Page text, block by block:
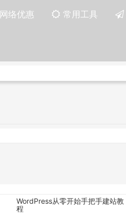
网络优惠 常用工具
WordPress从零开始手把手建站教
程